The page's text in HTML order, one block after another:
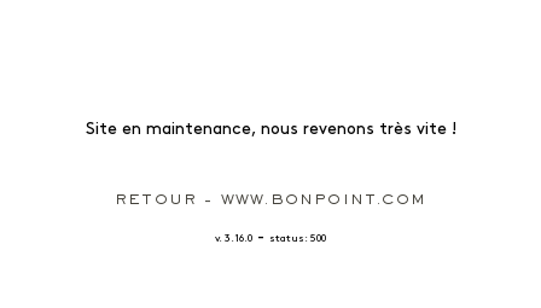
Site en maintenance, nous revenons très vite !
RETOUR - WWW.BONPOINT.COM
v. 3.16.0 - status: 500